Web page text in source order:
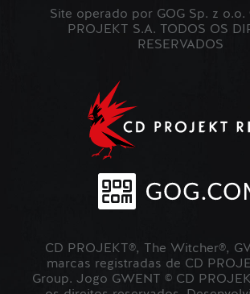
Site operado por GOG Sp. z o.o.
PROJEKT S.A. TODOS OS
RESERVADOS
CD PROJEKT®, The Witcher®,
marcas registradas de CD
Group. Jogo GWENT © CD